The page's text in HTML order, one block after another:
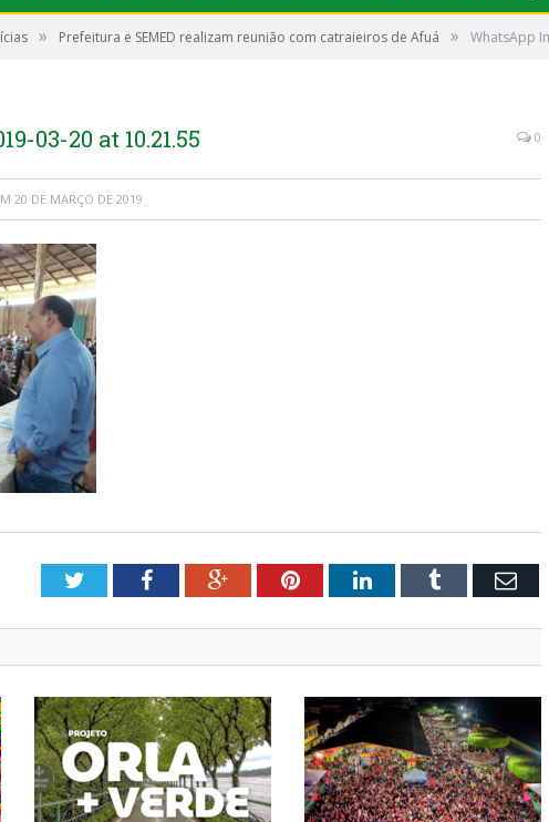
» Prefeitura e SEMED realizam reunião com catraieiros de Afuá » WhatsApp
03-20 at 10.21.55 0
20 DE MARÇO DE 2019
TwitterFacebookGoogle+PinterestLinkedInTumblr